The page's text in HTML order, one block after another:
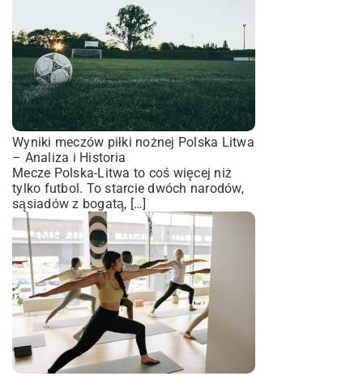
Wyniki meczów piłki nożnej Polska Litwa
– Analiza i Historia
Mecze Polska-Litwa to coś więcej niż
tylko futbol. To starcie dwóch narodów,
sąsiadów z bogatą, […]